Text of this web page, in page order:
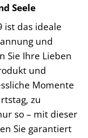
Seele
ist das ideale
und
Sie Ihre Lieben
und
Momente
zu
so – mit dieser
Sie garantiert